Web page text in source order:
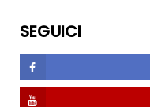
SEGUICI